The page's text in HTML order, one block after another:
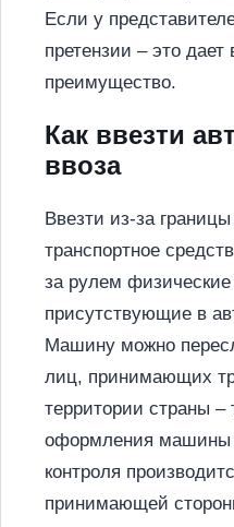
Если у
претензии – это
преимущество.
Как ввезти
ввоза
Ввезти из-за
транспортное
за рулем
присутствующие в
Машину можно
лиц, принимающих
территории страны –
оформления машины
контроля
принимающей